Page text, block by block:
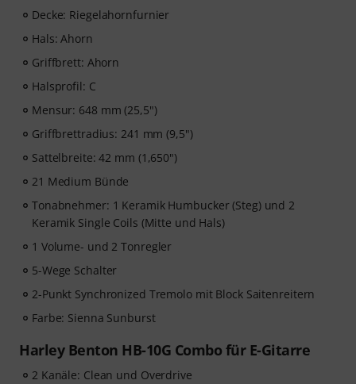
Decke: Riegelahornfurnier
Hals: Ahorn
Griffbrett: Ahorn
Halsprofil: C
Mensur: 648 mm (25,5")
Griffbrettradius: 241 mm (9,5")
Sattelbreite: 42 mm (1,650")
21 Medium Bünde
Tonabnehmer: 1 Keramik Humbucker (Steg) und 2
Keramik Single Coils (Mitte und Hals)
1 Volume- und 2 Tonregler
5-Wege Schalter
2-Punkt Synchronized Tremolo mit Block Saitenreitern
Farbe: Sienna Sunburst
Harley Benton HB-10G Combo für E-Gitarre
2 Kanäle: Clean und Overdrive